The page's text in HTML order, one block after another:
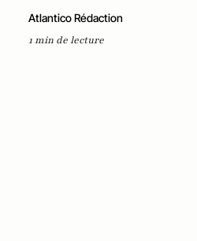
Atlantico Rédaction
1 min de lecture